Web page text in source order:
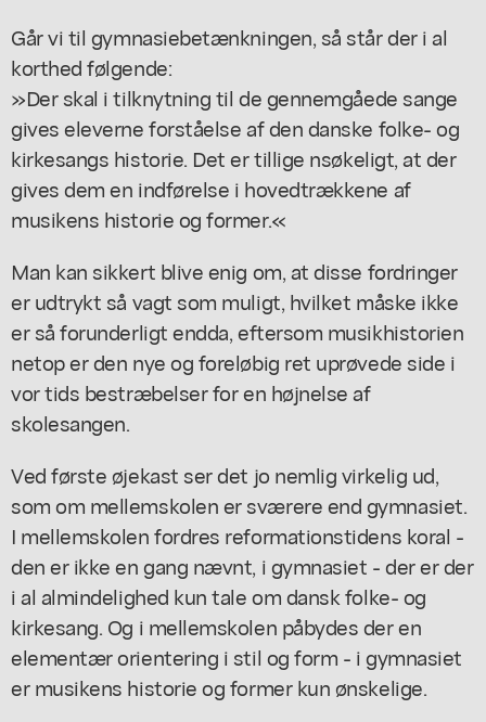
Går vi til gymnasiebetænkningen, så står der i al
korthed følgende:
»Der skal i tilknytning til de gennemgåede sange
gives eleverne forståelse af den danske folke- og
kirkesangs historie. Det er tillige nsøkeligt, at der
gives dem en indførelse i hovedtrækkene af
musikens historie og former.«
Man kan sikkert blive enig om, at disse fordringer
er udtrykt så vagt som muligt, hvilket måske ikke
er så forunderligt endda, eftersom musikhistorien
netop er den nye og foreløbig ret uprøvede side i
vor tids bestræbelser for en højnelse af
skolesangen.
Ved første øjekast ser det jo nemlig virkelig ud,
som om mellemskolen er sværere end gymnasiet.
I mellemskolen fordres reformationstidens koral -
den er ikke en gang nævnt, i gymnasiet - der er der
i al almindelighed kun tale om dansk folke- og
kirkesang. Og i mellemskolen påbydes der en
elementær orientering i stil og form - i gymnasiet
er musikens historie og former kun ønskelige.